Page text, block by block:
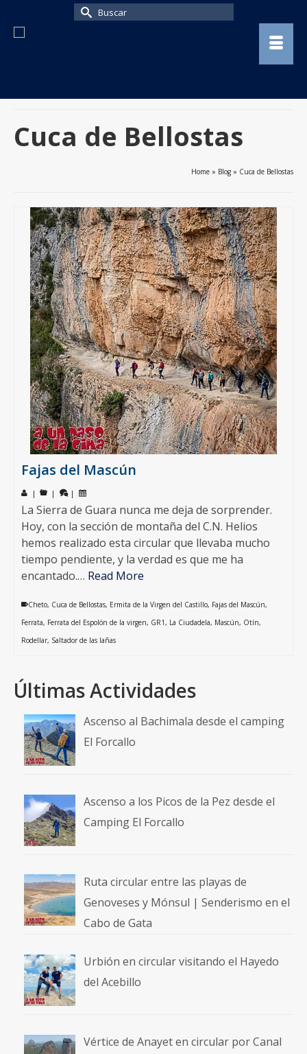
Buscar
Cuca de Bellostas
Home » Blog » Cuca de Bellostas
Fajas del Mascún
| | |
La Sierra de Guara nunca me deja de sorprender.
Hoy, con la sección de montaña del C.N. Helios
hemos realizado esta circular que llevaba mucho
tiempo pendiente, y la verdad es que me ha
encantado.… Read More
Cheto, Cuca de Bellostas, Ermita de la Virgen del Castillo, Fajas del Mascún,
Ferrata, Ferrata del Espolón de la virgen, GR1, La Ciudadela, Mascún, Otín,
Rodellar, Saltador de las lañas
Últimas Actividades
Ascenso al Bachimala desde el camping
El Forcallo
Ascenso a los Picos de la Pez desde el
Camping El Forcallo
Ruta circular entre las playas de
Genoveses y Mónsul | Senderismo en el
Cabo de Gata
Urbión en circular visitando el Hayedo
del Acebillo
Vértice de Anayet en circular por Canal